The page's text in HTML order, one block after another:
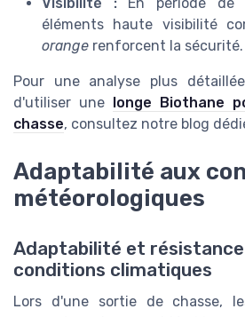
éléments haute visibilité
orange renforcent la sécurité.
Pour une analyse plus
d'utiliser une
longe Biothane
chasse, consultez notre blog
Adaptabilité aux
météorologiques
Adaptabilité et
conditions climatiques
Lors d'une sortie de chasse,